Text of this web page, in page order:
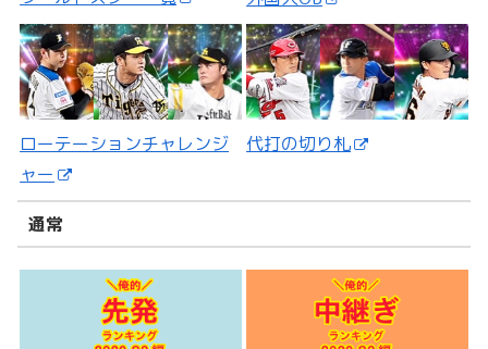
ローテーションチャレンジ
ャー
代打の切り札
通常